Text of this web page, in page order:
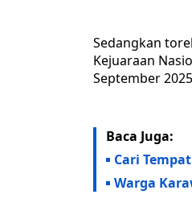
‎Sedangkan
Kejuaraan
September
Baca Juga:
Cari
Warga